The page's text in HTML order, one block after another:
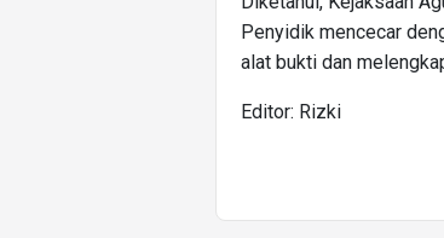
Penyidik mencecar
alat bukti dan
Editor: Rizki